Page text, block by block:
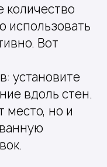
количество
использовать
Вот
установите
вдоль стен.
место, но и